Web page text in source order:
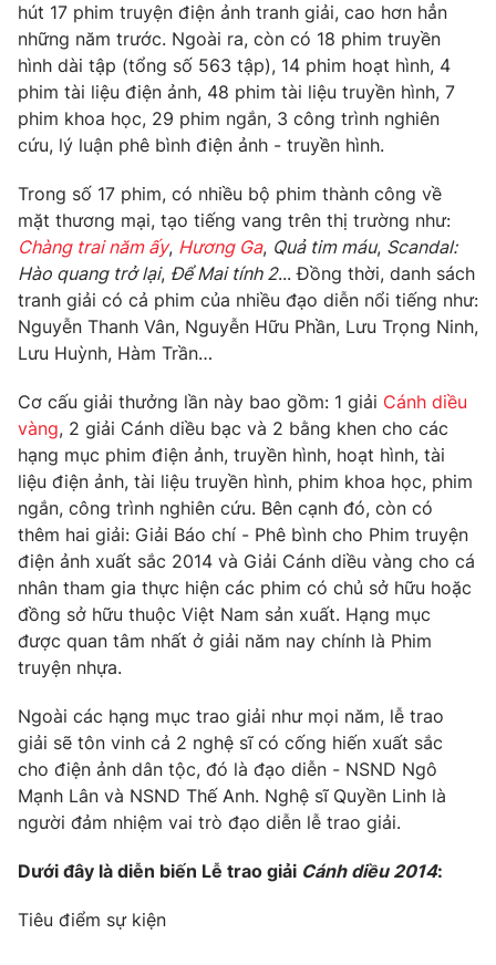
Góc doanh nghiệp
Truyền hình
Phim VTV
Hậu trường
Nhân vật
Khán giả
Giải sao mai
Giải trí
Điện ảnh
Sao
Đời sống
Du lịch
Làm đẹp
Chất lượng cuộc sống
Giáo dục
Tuyển sinh
Học trực tuyến
Công nghệ
Hitech Công nghệ tương lai
Sản phẩm
Thị trường
Tư vấn
Giao lưu trực tuyến
Lịch phát sóng
Chuyên mục khác
Emagazine Podcast
Photo Infographic
Video Shorts video
VTV Money VTV Thể thao
VTV Sức khoẻ Bất động sản
VTV4
hút 17 phim truyện điện ảnh tranh giải, cao hơn hẳn
những năm trước. Ngoài ra, còn có 18 phim truyền
hình dài tập (tổng số 563 tập), 14 phim hoạt hình, 4
phim tài liệu điện ảnh, 48 phim tài liệu truyền hình, 7
phim khoa học, 29 phim ngắn, 3 công trình nghiên
cứu, lý luận phê bình điện ảnh - truyền hình.
Trong số 17 phim, có nhiều bộ phim thành công về
mặt thương mại, tạo tiếng vang trên thị trường như:
Chàng trai năm ấy, Hương Ga, Quả tim máu, Scandal:
Hào quang trở lại, Để Mai tính 2... Đồng thời, danh sách
tranh giải có cả phim của nhiều đạo diễn nổi tiếng như:
Nguyễn Thanh Vân, Nguyễn Hữu Phần, Lưu Trọng Ninh,
Lưu Huỳnh, Hàm Trần…
Cơ cấu giải thưởng lần này bao gồm: 1 giải Cánh diều
vàng, 2 giải Cánh diều bạc và 2 bằng khen cho các
hạng mục phim điện ảnh, truyền hình, hoạt hình, tài
liệu điện ảnh, tài liệu truyền hình, phim khoa học, phim
ngắn, công trình nghiên cứu. Bên cạnh đó, còn có
thêm hai giải: Giải Báo chí - Phê bình cho Phim truyện
điện ảnh xuất sắc 2014 và Giải Cánh diều vàng cho cá
nhân tham gia thực hiện các phim có chủ sở hữu hoặc
đồng sở hữu thuộc Việt Nam sản xuất. Hạng mục
được quan tâm nhất ở giải năm nay chính là Phim
truyện nhựa.
Ngoài các hạng mục trao giải như mọi năm, lễ trao
giải sẽ tôn vinh cả 2 nghệ sĩ có cống hiến xuất sắc
cho điện ảnh dân tộc, đó là đạo diễn - NSND Ngô
Mạnh Lân và NSND Thế Anh. Nghệ sĩ Quyền Linh là
người đảm nhiệm vai trò đạo diễn lễ trao giải.
Dưới đây là diễn biến Lễ trao giải Cánh diều 2014:
Tiêu điểm sự kiện